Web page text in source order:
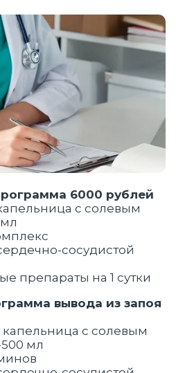
6000 рублей
с солевым
сосудистой
препараты на 1 сутки
вывода из запоя
капельница с солевым
мл